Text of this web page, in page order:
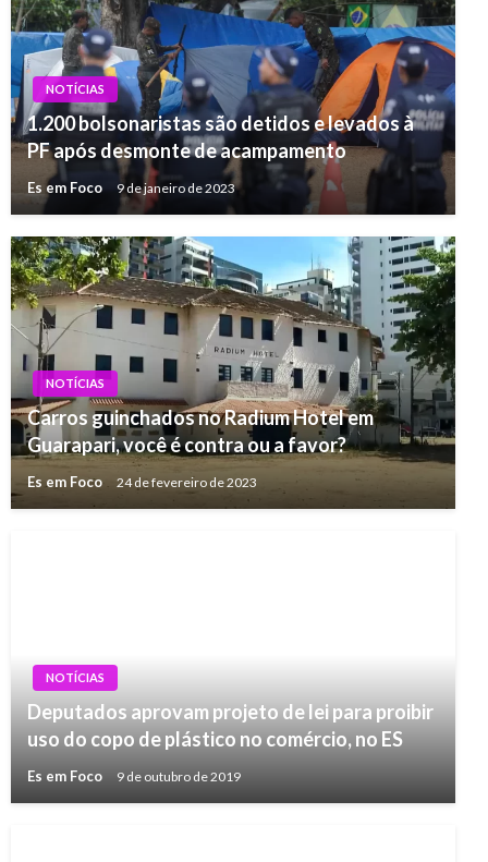
NOTÍCIAS
1.200 bolsonaristas são detidos e levados à
PF após desmonte de acampamento
Es em Foco 9 de janeiro de 2023
NOTÍCIAS
Carros guinchados no Radium Hotel em
Guarapari, você é contra ou a favor?
Es em Foco 24 de fevereiro de 2023
NOTÍCIAS
Deputados aprovam projeto de lei para proibir
uso do copo de plástico no comércio, no ES
Es em Foco 9 de outubro de 2019